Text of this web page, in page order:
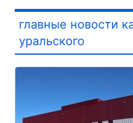
главные новости
уральского